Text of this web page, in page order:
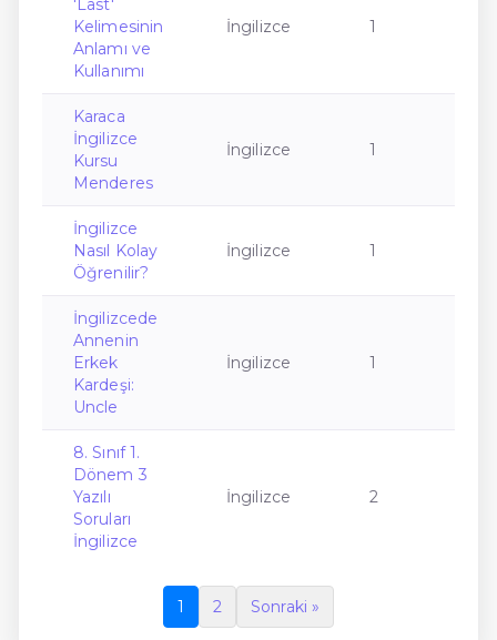
'Last'
Kelimesinin
Anlamı ve
Kullanımı
İngilizce 1
Karaca
İngilizce
Kursu
Menderes
İngilizce 1
İngilizce
Nasıl Kolay
Öğrenilir?
İngilizce 1
İngilizcede
Annenin
Erkek
Kardeşi:
Uncle
İngilizce 1
8. Sınıf 1.
Dönem 3
Yazılı
Soruları
İngilizce
İngilizce 2
1 2 Sonraki »